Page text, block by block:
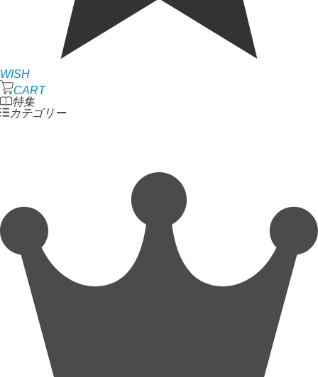
WISH
CART
特集
カテゴリー